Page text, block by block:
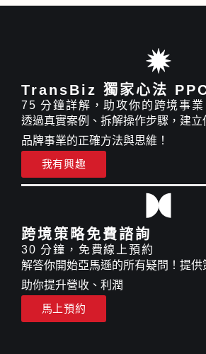
TransBiz 獨家心法
75 分鐘詳解，助攻你的跨境事業
透過真實案例、拆解操作步驟，建立
品牌事業的正確方法與思維！
我有興趣
跨境策略免費諮詢
30 分鐘，免費線上預約
解答你開始亞馬遜的所有疑問！提供
助你提升營收、利潤
馬上預約